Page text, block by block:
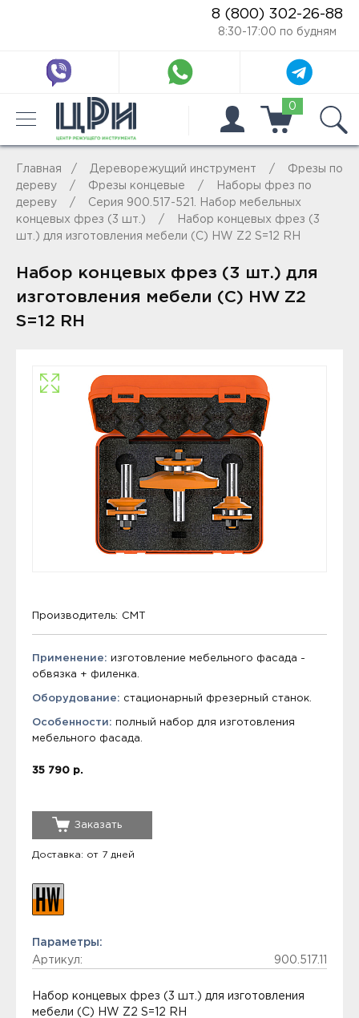
8 (800) 302-26-88
8:30-17:00 по будням
0
Главная Дереворежущий инструмент
Фрезы по
дереву
Фрезы концевые
Наборы фрез по
дереву
Серия 900.517-521. Набор мебельных
концевых фрез (3 шт.)
Набор концевых фрез (3
шт.) для изготовления мебели (C) HW Z2 S=12 RH
Набор концевых фрез (3 шт.) для
изготовления мебели (C) HW Z2
S=12 RH
Производитель: CMT
Применение: изготовление мебельного фасада -
обвязка + филенка.
Оборудование: стационарный фрезерный станок.
Особенности: полный набор для изготовления
мебельного фасада.
35 790 р.
Заказать
Доставка: от 7 дней
Параметры:
Артикул:
900.517.11
Набор концевых фрез (3 шт.) для изготовления
мебели (C) HW Z2 S=12 RH